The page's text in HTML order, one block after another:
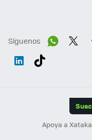
Síguenos
Apoya a